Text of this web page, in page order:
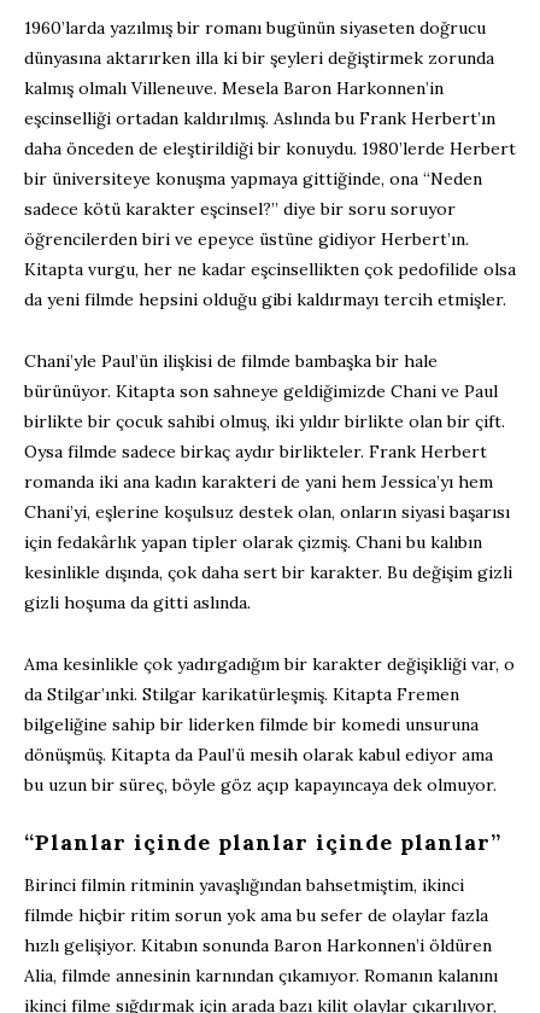
1960’larda yazılmış bir romanı bugünün siyaseten doğrucu
dünyasına aktarırken illa ki bir şeyleri değiştirmek zorunda
kalmış olmalı Villeneuve. Mesela Baron Harkonnen’in
eşcinselliği ortadan kaldırılmış. Aslında bu Frank Herbert’ın
daha önceden de eleştirildiği bir konuydu. 1980’lerde Herbert
bir üniversiteye konuşma yapmaya gittiğinde, ona “Neden
sadece kötü karakter eşcinsel?” diye bir soru soruyor
öğrencilerden biri ve epeyce üstüne gidiyor Herbert’ın.
Kitapta vurgu, her ne kadar eşcinsellikten çok pedofilide olsa
da yeni filmde hepsini olduğu gibi kaldırmayı tercih etmişler.
Chani’yle Paul’ün ilişkisi de filmde bambaşka bir hale
bürünüyor. Kitapta son sahneye geldiğimizde Chani ve Paul
birlikte bir çocuk sahibi olmuş, iki yıldır birlikte olan bir çift.
Oysa filmde sadece birkaç aydır birlikteler. Frank Herbert
romanda iki ana kadın karakteri de yani hem Jessica’yı hem
Chani’yi, eşlerine koşulsuz destek olan, onların siyasi başarısı
için fedakârlık yapan tipler olarak çizmiş. Chani bu kalıbın
kesinlikle dışında, çok daha sert bir karakter. Bu değişim gizli
gizli hoşuma da gitti aslında.
Ama kesinlikle çok yadırgadığım bir karakter değişikliği var, o
da Stilgar’ınki. Stilgar karikatürleşmiş. Kitapta Fremen
bilgeliğine sahip bir liderken filmde bir komedi unsuruna
dönüşmüş. Kitapta da Paul’ü mesih olarak kabul ediyor ama
bu uzun bir süreç, böyle göz açıp kapayıncaya dek olmuyor.
“Planlar içinde planlar içinde planlar”
Birinci filmin ritminin yavaşlığından bahsetmiştim, ikinci
filmde hiçbir ritim sorun yok ama bu sefer de olaylar fazla
hızlı gelişiyor. Kitabın sonunda Baron Harkonnen’i öldüren
Alia, filmde annesinin karnından çıkamıyor. Romanın kalanını
ikinci filme sığdırmak için arada bazı kilit olaylar çıkarılıyor,